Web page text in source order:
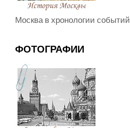
Москва в хронологии событий
ФОТОГРАФИИ